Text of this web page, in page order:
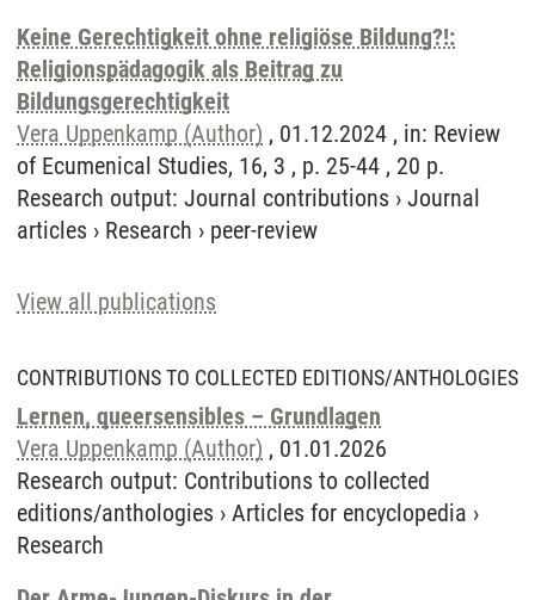
Keine Gerechtigkeit ohne religiöse Bildung?!:
Religionspädagogik als Beitrag zu
Bildungsgerechtigkeit
Vera Uppenkamp (Author) , 01.12.2024 , in: Review
of Ecumenical Studies, 16, 3 , p. 25-44 , 20 p.
Research output: Journal contributions › Journal
articles › Research › peer-review
View all publications
CONTRIBUTIONS TO COLLECTED EDITIONS/ANTHOLOGIES
Lernen, queersensibles – Grundlagen
Vera Uppenkamp (Author) , 01.01.2026
Research output: Contributions to collected
editions/anthologies › Articles for encyclopedia ›
Research